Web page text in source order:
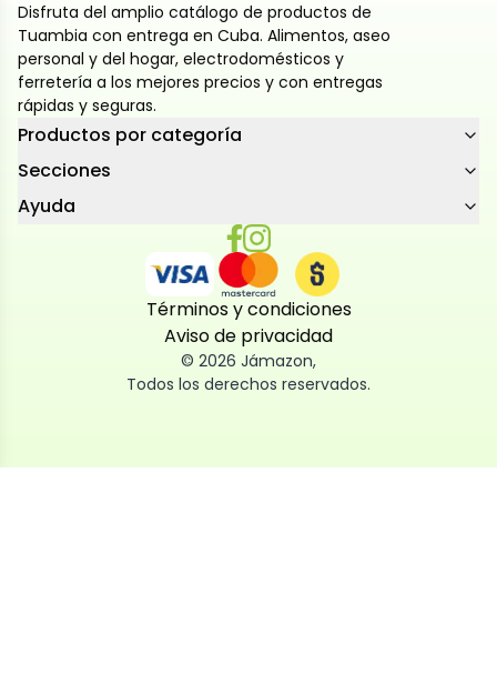
Disfruta del amplio catálogo de productos de
Tuambia con entrega en Cuba. Alimentos, aseo
personal y del hogar, electrodomésticos y
ferretería a los mejores precios y con entregas
rápidas y seguras.
Productos por categoría
Secciones
Ayuda
Términos y condiciones
Aviso de privacidad
© 2026 Jámazon,
Todos los derechos reservados.